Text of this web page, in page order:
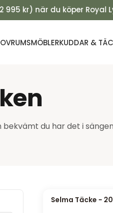
när du köper Royal Lyx!
KUDDAR &
du har det i
Selma Täcke -